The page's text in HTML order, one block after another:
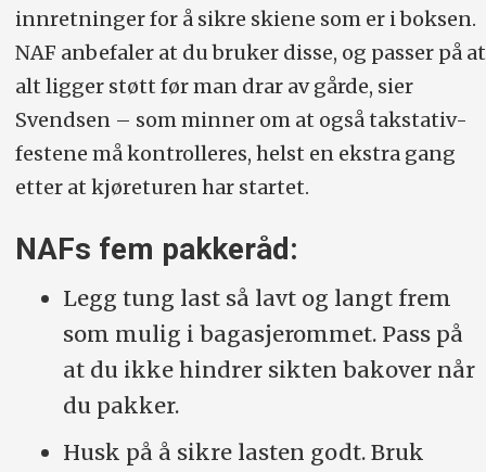
innretninger for å sikre skiene som er i boksen.
NAF anbefaler at du bruker disse, og passer på at
alt ligger støtt før man drar av gårde, sier
Svendsen – som minner om at også takstativ-
festene må kontrolleres, helst en ekstra gang
etter at kjøreturen har startet.
NAFs fem pakkeråd:
Legg tung last så lavt og langt frem
som mulig i bagasjerommet. Pass på
at du ikke hindrer sikten bakover når
du pakker.
Husk på å sikre lasten godt. Bruk